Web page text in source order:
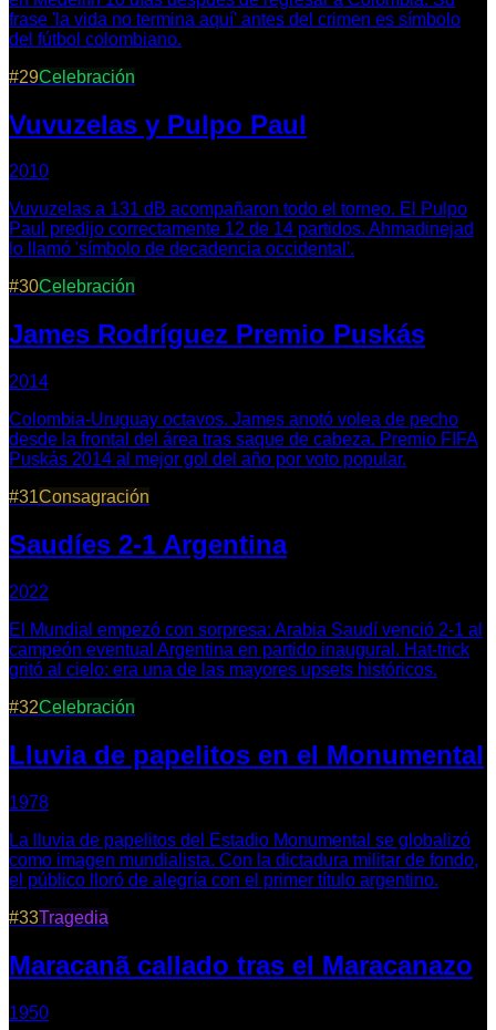
frase 'la vida no termina aquí' antes del crimen es símbolo
del fútbol colombiano.
#29Celebración
Vuvuzelas y Pulpo Paul
2010
Vuvuzelas a 131 dB acompañaron todo el torneo. El Pulpo
Paul predijo correctamente 12 de 14 partidos. Ahmadinejad
lo llamó 'símbolo de decadencia occidental'.
#30Celebración
James Rodríguez Premio Puskás
2014
Colombia-Uruguay octavos. James anotó volea de pecho
desde la frontal del área tras saque de cabeza. Premio FIFA
Puskás 2014 al mejor gol del año por voto popular.
#31Consagración
Saudíes 2-1 Argentina
2022
El Mundial empezó con sorpresa: Arabia Saudí venció 2-1 al
campeón eventual Argentina en partido inaugural. Hat-trick
gritó al cielo: era una de las mayores upsets históricos.
#32Celebración
Lluvia de papelitos en el Monumental
1978
La lluvia de papelitos del Estadio Monumental se globalizó
como imagen mundialista. Con la dictadura militar de fondo,
el público lloró de alegría con el primer título argentino.
#33Tragedia
Maracanã callado tras el Maracanazo
1950